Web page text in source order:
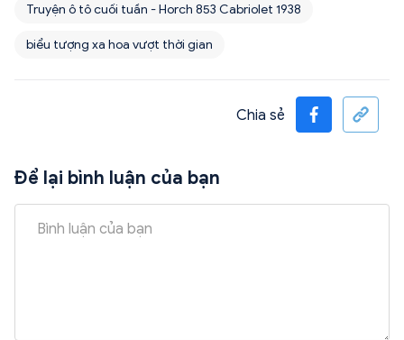
Truyện ô tô cuối tuần - Horch 853 Cabriolet 1938
biểu tượng xa hoa vượt thời gian
Chia sẻ
Để lại bình luận của bạn